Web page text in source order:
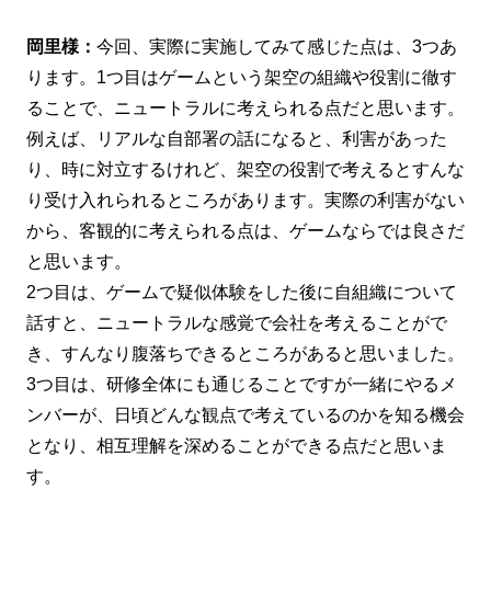
岡里様： 今回、実際に実施してみて感じた点は、3つあ
ります。1つ目はゲームという架空の組織や役割に徹す
ることで、ニュートラルに考えられる点だと思います。
例えば、リアルな自部署の話になると、利害があった
り、時に対立するけれど、架空の役割で考えるとすんな
り受け入れられるところがあります。実際の利害がない
から、客観的に考えられる点は、ゲームならでは良さだ
と思います。
2つ目は、ゲームで疑似体験をした後に自組織について
話すと、ニュートラルな感覚で会社を考えることがで
き、すんなり腹落ちできるところがあると思いました。
3つ目は、研修全体にも通じることですが一緒にやるメ
ンバーが、日頃どんな観点で考えているのかを知る機会
となり、相互理解を深めることができる点だと思いま
す。